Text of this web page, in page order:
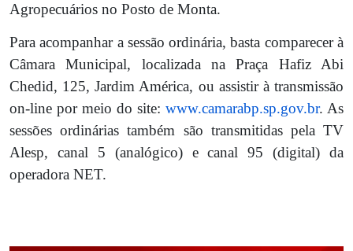
Agropecuários no Posto de Monta.
Para acompanhar a sessão ordinária, basta comparecer à
Câmara Municipal, localizada na Praça Hafiz Abi
Chedid, 125, Jardim América, ou assistir à transmissão
on-line por meio do site: www.camarabp.sp.gov.br. As
sessões ordinárias também são transmitidas pela TV
Alesp, canal 5 (analógico) e canal 95 (digital) da
operadora NET.